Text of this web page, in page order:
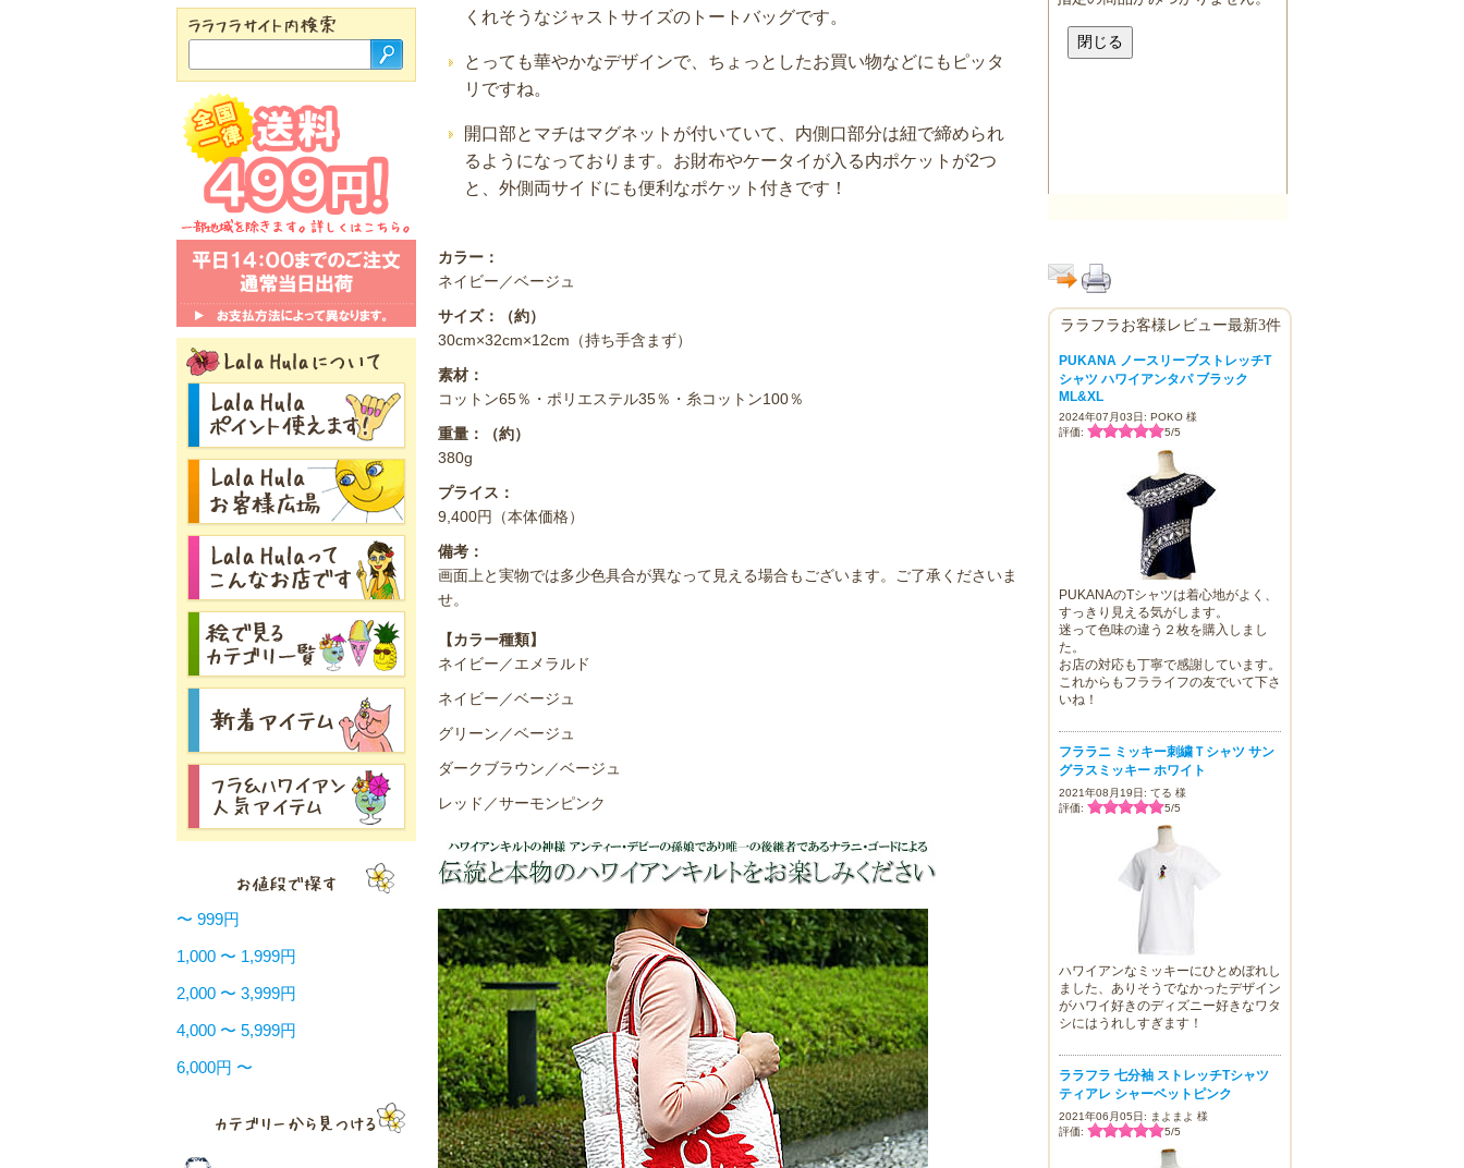
くれそうなジャストサイズのトートバッグです。
とっても華やかなデザインで、ちょっとしたお買い物などにもピッタ
リですね。
開口部とマチはマグネットが付いていて、内側口部分は紐で締められ
るようになっております。お財布やケータイが入る内ポケットが2つ
と、外側両サイドにも便利なポケット付きです！
カラー：
ネイビー／ベージュ
サイズ：（約）
30cm×32cm×12cm（持ち手含まず）
素材：
コットン65％・ポリエステル35％・糸コットン100％
重量：（約）
380g
プライス：
9,400円（本体価格）
備考：
画面上と実物では多少色具合が異なって見える場合もございます。ご了承くださいま
せ。
【カラー種類】
ネイビー／エメラルド
ネイビー／ベージュ
グリーン／ベージュ
ダークブラウン／ベージュ
レッド／サーモンピンク
ララフラお客様レビュー最新3件
PUKANA ノースリーブストレッチT
シャツ ハワイアンタパ ブラック
ML&XL
2024年07月03日: POKO 様
評価:
5/5
PUKANAのTシャツは着心地がよく、
すっきり見える気がします。
迷って色味の違う２枚を購入しまし
た。
お店の対応も丁寧で感謝しています。
これからもフラライフの友でいて下さ
いね！
フララニ ミッキー刺繍Ｔシャツ サン
グラスミッキー ホワイト
2021年08月19日: てる 様
評価:
5/5
ハワイアンなミッキーにひとめぼれし
ました、ありそうでなかったデザイン
がハワイ好きのディズニー好きなワタ
シにはうれしすぎます！
ララフラ 七分袖 ストレッチTシャツ
ティアレ シャーベットピンク
2021年06月05日: まよまよ 様
評価:
5/5
〜 999円
1,000 〜 1,999円
2,000 〜 3,999円
4,000 〜 5,999円
6,000円 〜